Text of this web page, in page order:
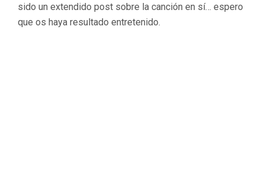
sido un extendido post sobre la canción en sí… espero
que os haya resultado entretenido.